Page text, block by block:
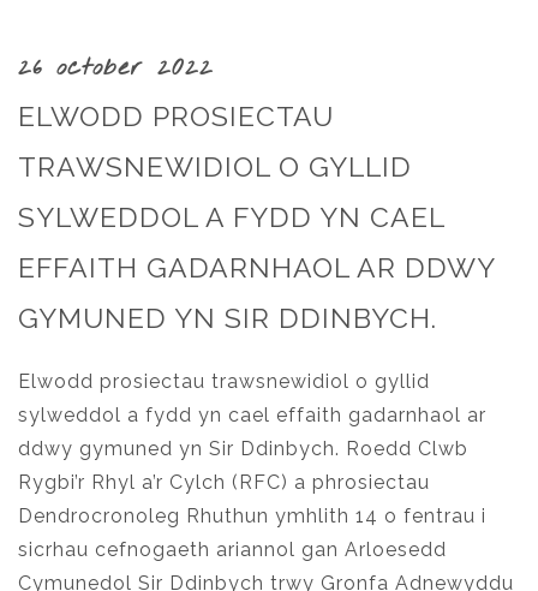
26 october 2022
ELWODD PROSIECTAU
TRAWSNEWIDIOL O GYLLID
SYLWEDDOL A FYDD YN CAEL
EFFAITH GADARNHAOL AR DDWY
GYMUNED YN SIR DDINBYCH.
Elwodd prosiectau trawsnewidiol o gyllid
sylweddol a fydd yn cael effaith gadarnhaol ar
ddwy gymuned yn Sir Ddinbych. Roedd Clwb
Rygbi’r Rhyl a’r Cylch (RFC) a phrosiectau
Dendrocronoleg Rhuthun ymhlith 14 o fentrau i
sicrhau cefnogaeth ariannol gan Arloesedd
Cymunedol Sir Ddinbych trwy Gronfa Adnewyddu